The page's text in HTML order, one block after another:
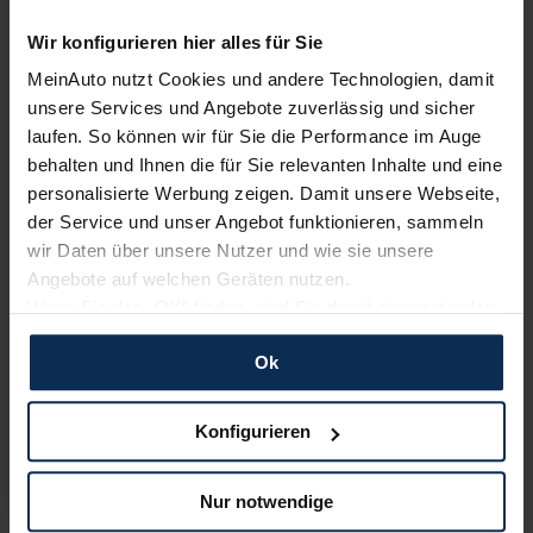
Wir konfigurieren hier alles für Sie
MeinAuto nutzt Cookies und andere Technologien, damit
unsere Services und Angebote zuverlässig und sicher
laufen. So können wir für Sie die Performance im Auge
behalten und Ihnen die für Sie relevanten Inhalte und eine
personalisierte Werbung zeigen. Damit unsere Webseite,
der Service und unser Angebot funktionieren, sammeln
wir Daten über unsere Nutzer und wie sie unsere
Angebote auf welchen Geräten nutzen.
und erlauben uns Cookies für unseren Service zu
verwenden und diese Daten an Dritte weiterzugeben,
etwa an unsere Marketingpartner. Falls Sie dem nicht
zustimmen möchten, beschränken wir uns auf die
dann nicht auf Sie zuschneiden und Sie somit nicht
perfekt auf dem Weg zu Ihrem Neuwagen unterstützen.
Ok
Konfigurieren
Nur notwendige
Nissan Hyundai